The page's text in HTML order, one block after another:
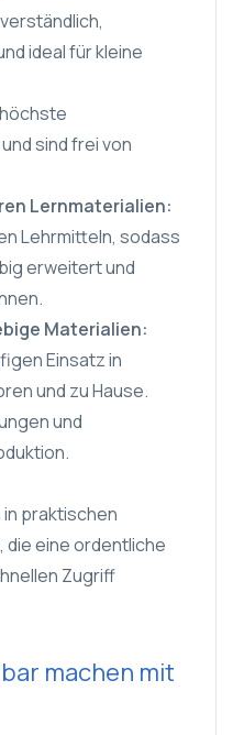
ideal für kleine
sind frei von
Lernmaterialien:
Lehrmitteln, sodass
erweitert und
Materialien:
Einsatz in
und zu Hause.
und
praktischen
die eine ordentliche
Zugriff
machen mit